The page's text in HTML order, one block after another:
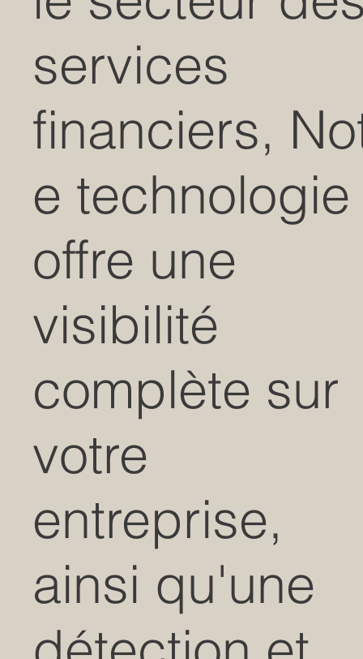
services
financiers,
e technologie
offre une
visibilité
complète sur
votre
entreprise,
ainsi qu'une